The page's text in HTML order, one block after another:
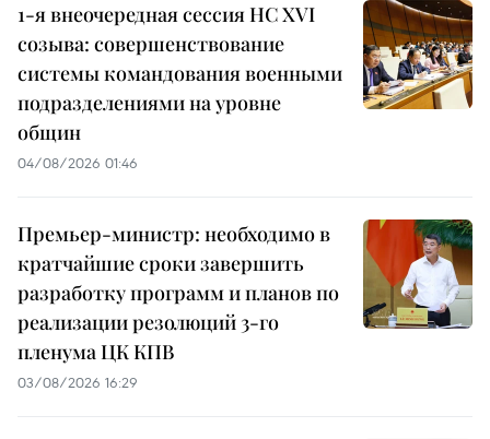
1-я внеочередная сессия НС XVI
созыва: совершенствование
системы командования военными
подразделениями на уровне
общин
04/08/2026 01:46
Премьер-министр: необходимо в
кратчайшие сроки завершить
разработку программ и планов по
реализации резолюций 3-го
пленума ЦК КПВ
03/08/2026 16:29